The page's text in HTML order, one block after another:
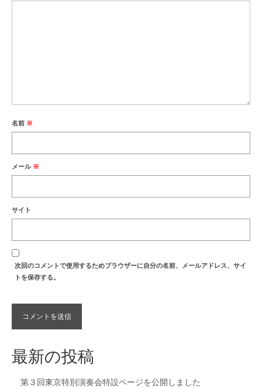
名前 ※
メール ※
サイト
次回のコメントで使用するためブラウザーに自分の名前、メールアドレス、サイ
トを保存する。
最新の投稿
第３回東京特別演奏会特設ページを公開しました